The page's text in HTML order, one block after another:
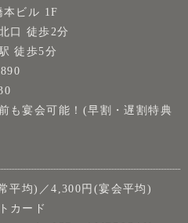
本ビル 1F
口 徒歩2分
徒歩5分
も宴会可能！(早割・遅割特典
平均)／4,300円(宴会平均)
カード